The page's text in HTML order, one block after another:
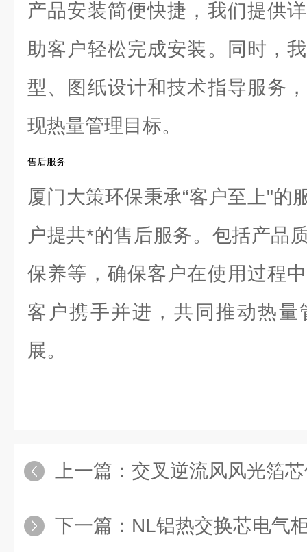
产品安装简便快捷，我们提供
助客户轻松完成安装。同时，
型、图纸设计和技术指导服务
现热量管理目标。
售后服务
厦门大策环保秉承“客户至上"的
户提共*的售后服务。包括产品
保养等，确保客户在使用过程
客户携手并进，共同推动热
展。
上一篇： 交叉逆流风风光箔
下一篇： NL铝热交换芯电气柜电